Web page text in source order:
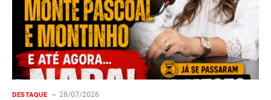
DESTAQUE 28/07/2026